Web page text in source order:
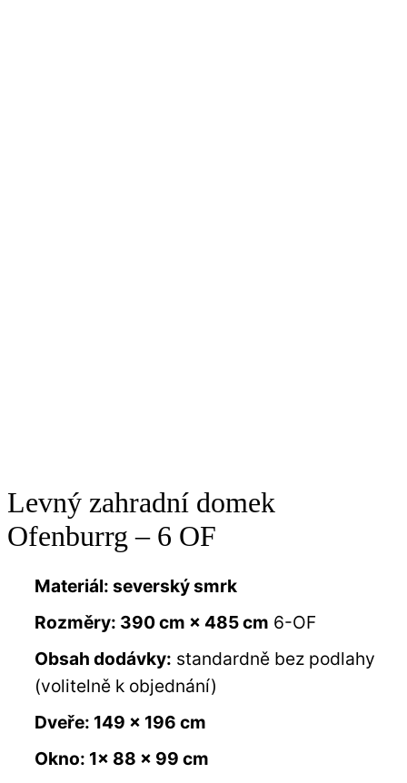
Levný zahradní domek
Ofenburrg – 6 OF
Materiál: severský smrk
Rozměry: 390 cm × 485 cm 6-OF
Obsah dodávky: standardně bez podlahy
(volitelně k objednání)
Dveře: 149 × 196 cm
Okno: 1× 88 × 99 cm